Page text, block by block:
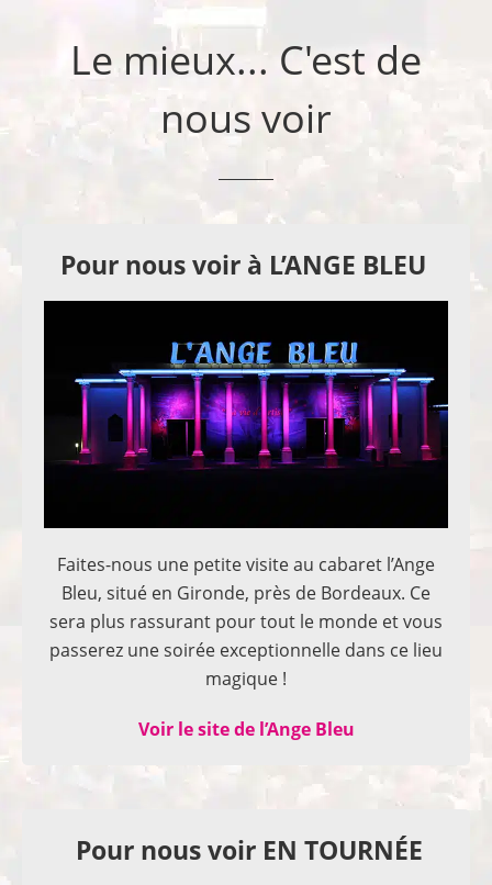
Le mieux... C'est de
nous voir
Pour nous voir à L’ANGE BLEU
Faites-nous une petite visite au cabaret l’Ange
Bleu, situé en Gironde, près de Bordeaux. Ce
sera plus rassurant pour tout le monde et vous
passerez une soirée exceptionnelle dans ce lieu
magique !
Voir le site de l’Ange Bleu
Pour nous voir EN TOURNÉE